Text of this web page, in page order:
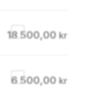
18 500,00 kr
6 500,00 kr